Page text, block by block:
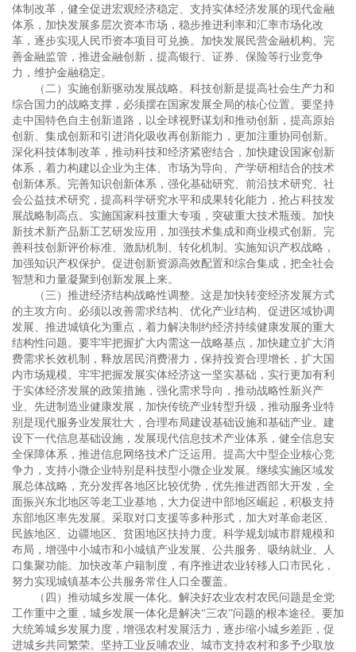
体制改革，健全促进宏观经济稳定、支持实体经济发展的现代金融
体系，加快发展多层次资本市场，稳步推进利率和汇率市场化改
革，逐步实现人民币资本项目可兑换。加快发展民营金融机构。完
善金融监管，推进金融创新，提高银行、证券、保险等行业竞争
力，维护金融稳定。
（二）实施创新驱动发展战略。科技创新是提高社会生产力和
综合国力的战略支撑，必须摆在国家发展全局的核心位置。要坚持
走中国特色自主创新道路，以全球视野谋划和推动创新，提高原始
创新、集成创新和引进消化吸收再创新能力，更加注重协同创新。
深化科技体制改革，推动科技和经济紧密结合，加快建设国家创新
体系，着力构建以企业为主体、市场为导向、产学研相结合的技术
创新体系。完善知识创新体系，强化基础研究、前沿技术研究、社
会公益技术研究，提高科学研究水平和成果转化能力，抢占科技发
展战略制高点。实施国家科技重大专项，突破重大技术瓶颈。加快
新技术新产品新工艺研发应用，加强技术集成和商业模式创新。完
善科技创新评价标准、激励机制、转化机制。实施知识产权战略，
加强知识产权保护。促进创新资源高效配置和综合集成，把全社会
智慧和力量凝聚到创新发展上来。
（三）推进经济结构战略性调整。这是加快转变经济发展方式
的主攻方向。必须以改善需求结构、优化产业结构、促进区域协调
发展、推进城镇化为重点，着力解决制约经济持续健康发展的重大
结构性问题。要牢牢把握扩大内需这一战略基点，加快建立扩大消
费需求长效机制，释放居民消费潜力，保持投资合理增长，扩大国
内市场规模。牢牢把握发展实体经济这一坚实基础，实行更加有利
于实体经济发展的政策措施，强化需求导向，推动战略性新兴产
业、先进制造业健康发展，加快传统产业转型升级，推动服务业特
别是现代服务业发展壮大，合理布局建设基础设施和基础产业。建
设下一代信息基础设施，发展现代信息技术产业体系，健全信息安
全保障体系，推进信息网络技术广泛运用。提高大中型企业核心竞
争力，支持小微企业特别是科技型小微企业发展。继续实施区域发
展总体战略，充分发挥各地区比较优势，优先推进西部大开发，全
面振兴东北地区等老工业基地，大力促进中部地区崛起，积极支持
东部地区率先发展。采取对口支援等多种形式，加大对革命老区、
民族地区、边疆地区、贫困地区扶持力度。科学规划城市群规模和
布局，增强中小城市和小城镇产业发展、公共服务、吸纳就业、人
口集聚功能。加快改革户籍制度，有序推进农业转移人口市民化，
努力实现城镇基本公共服务常住人口全覆盖。
（四）推动城乡发展一体化。解决好农业农村农民问题是全党
工作重中之重，城乡发展一体化是解决“三农”问题的根本途径。要加
大统筹城乡发展力度，增强农村发展活力，逐步缩小城乡差距，促
进城乡共同繁荣。坚持工业反哺农业、城市支持农村和多予少取放